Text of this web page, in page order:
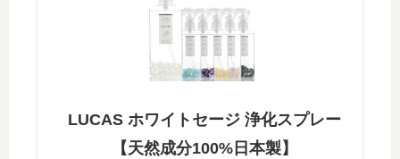
LUCAS ホワイトセージ 浄化スプレー
【天然成分100%日本製】